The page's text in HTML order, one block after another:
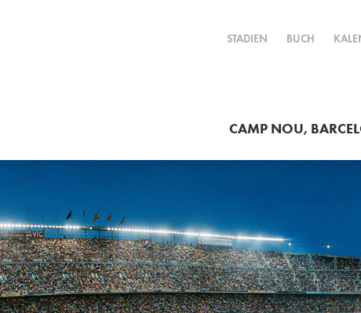
STADIEN BUCH
CAMP NOU,